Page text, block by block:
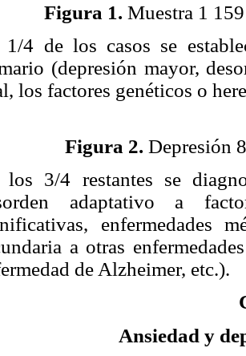
Figura 1. Muestra 1
1/4 de los casos se
(depresión mayor,
los factores genéticos o
Figura 2. Depresión
los 3/4 restantes se
adaptativo a
enfermedades
a otras
de Alzheimer, etc.).
Ansiedad y